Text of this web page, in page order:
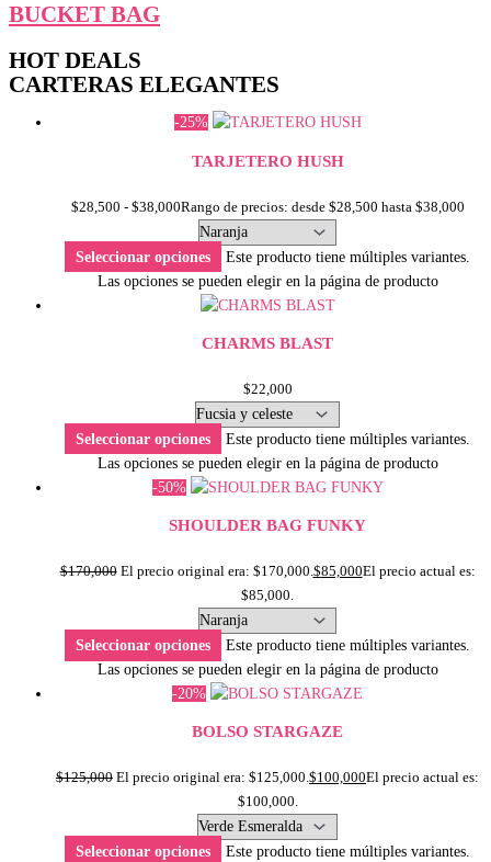
BUCKET BAG
HOT DEALS
CARTERAS ELEGANTES
-25%
TARJETERO HUSH
$28,500 - $38,000Rango de precios: desde $28,500 hasta $38,000
Seleccionar opciones
Este producto tiene múltiples variantes.
Las opciones se pueden elegir en la página de producto
CHARMS BLAST
$22,000
Seleccionar opciones
Este producto tiene múltiples variantes.
Las opciones se pueden elegir en la página de producto
-50%
SHOULDER BAG FUNKY
$170,000 El precio original era: $170,000. $85,000El precio actual es:
$85,000.
Seleccionar opciones
Este producto tiene múltiples variantes.
Las opciones se pueden elegir en la página de producto
-20%
BOLSO STARGAZE
$125,000 El precio original era: $125,000.$100,000El precio actual es:
$100,000.
Seleccionar opciones
Este producto tiene múltiples variantes.